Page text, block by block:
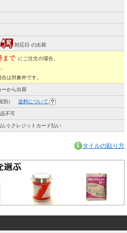
対応日 の出荷
まで にご注文の場合、
は対象外です。
ーから出荷
別） 送料について
不可
い) クレジットカード払い
タイルの貼り方